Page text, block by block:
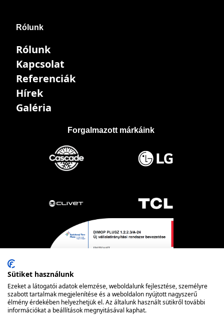
Rólunk
Rólunk
Kapcsolat
Referenciák
Hírek
Galéria
Forgalmazott márkáink
Sütiket használunk
Ezeket a látogatói adatok elemzése, weboldalunk fejlesztése, személyre
szabott tartalmak megjelenítése és a weboldalon nyújtott nagyszerű
élmény érdekében helyezhetjük el. Az általunk használt sütikről további
információkat a beállítások megnyitásával kaphat.